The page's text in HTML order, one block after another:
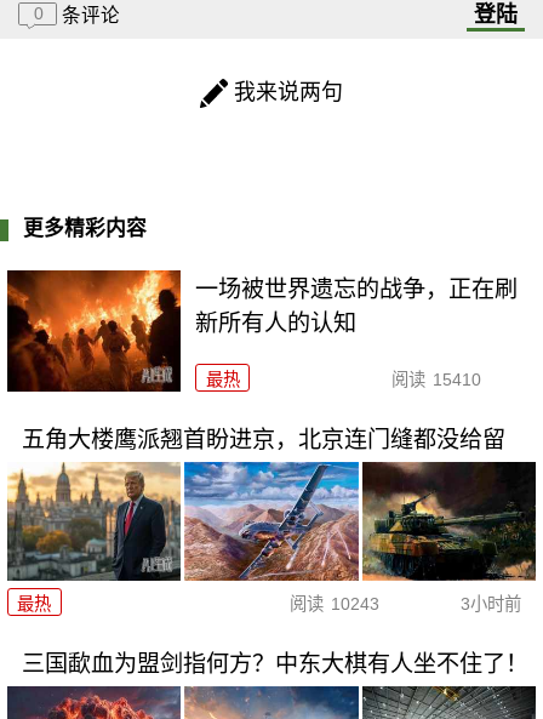
0 条评论 登陆
我来说两句
更多精彩内容
一场被世界遗忘的战争，正在刷
新所有人的认知
最热 阅读 15410
五角大楼鹰派翘首盼进京，北京连门缝都没给留
最热 阅读 10243 3小时前
三国歃血为盟剑指何方？中东大棋有人坐不住了！